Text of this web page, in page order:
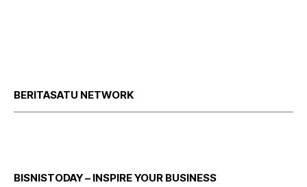
BERITASATU NETWORK
BISNISTODAY – INSPIRE YOUR BUSINESS